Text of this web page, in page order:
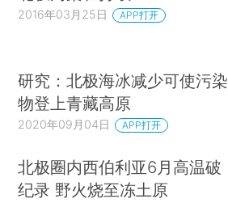
2016年03月25日 APP打开
研究：北极海冰减少可使污染
物登上青藏高原
2020年09月04日 APP打开
北极圈内西伯利亚6月高温破
纪录 野火烧至冻土原